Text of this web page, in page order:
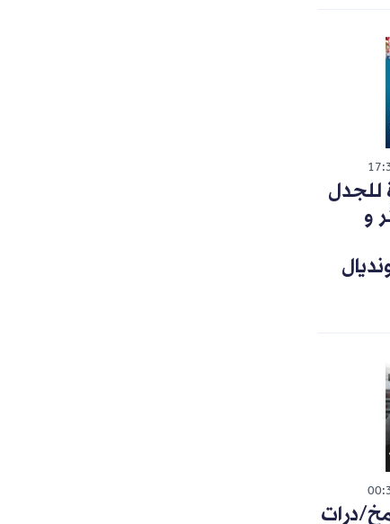
للجدل
و
درات